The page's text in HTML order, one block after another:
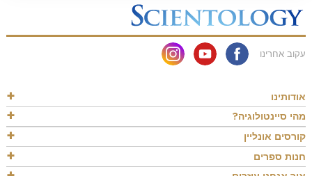
עקוב אחרינו
אודותינו
מהי סיינטולוגיה?
קורסים אונליין
חנות ספרים